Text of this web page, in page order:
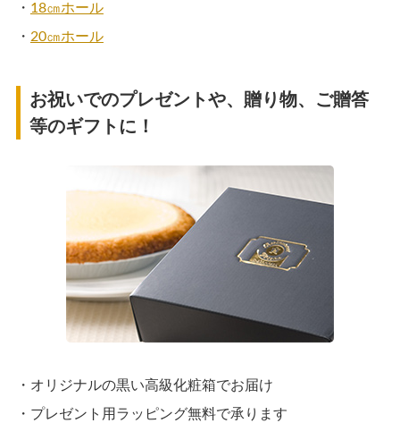
・ 18㎝ホール
・ 20㎝ホール
お祝いでのプレゼントや、贈り物、ご贈答
等のギフトに！
・オリジナルの黒い高級化粧箱でお届け
・プレゼント用ラッピング無料で承ります